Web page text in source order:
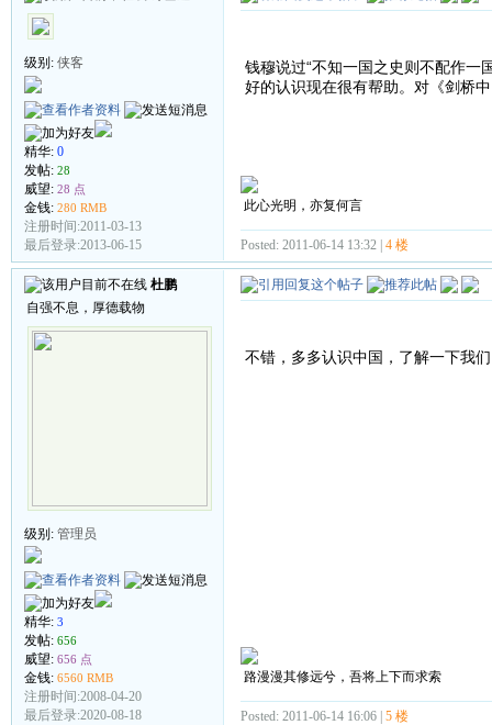
级别: 侠客
精华: 0
发帖: 28
威望: 28 点
金钱: 280 RMB
注册时间:2011-03-13
最后登录:2013-06-15
钱穆说过“不知一国之史则不配作一
好的认识现在很有帮助。对《剑桥
此心光明，亦复何言
Posted: 2011-06-14 13:32 | 4 楼
杜鹏
自强不息，厚德载物
级别: 管理员
精华: 3
发帖: 656
威望: 656 点
金钱: 6560 RMB
注册时间:2008-04-20
最后登录:2020-08-18
不错，多多认识中国，了解一下我
路漫漫其修远兮，吾将上下而求索
Posted: 2011-06-14 16:06 | 5 楼